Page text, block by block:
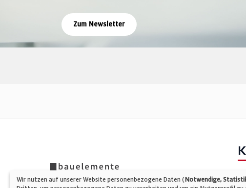
Zum Newsletter
Wir nutzen auf unserer Website personenbezogene Daten (Notwendige,